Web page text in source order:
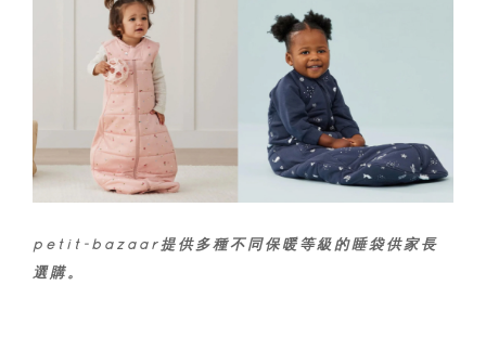
petit-bazaar提供多種不同保暖等級的睡袋供家長
選購。